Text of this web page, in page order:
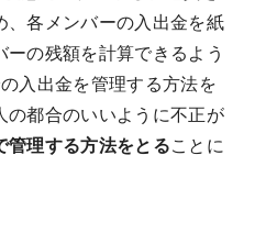
各メンバーの入出金を紙
の残額を計算できるよう
入出金を管理する方法を
都合のいいように不正が
管理する方法をとることに